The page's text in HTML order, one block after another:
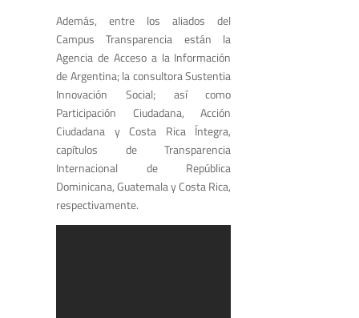
Además, entre los aliados del
Campus Transparencia están la
Agencia de Acceso a la Información
de Argentina; la consultora Sustentia
Innovación Social; así como
Participación Ciudadana, Acción
Ciudadana y Costa Rica Íntegra,
capítulos de Transparencia
Internacional de República
Dominicana, Guatemala y Costa Rica,
respectivamente.